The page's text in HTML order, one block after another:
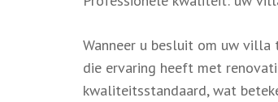
Wanneer u besluit om uw villa
die ervaring heeft met
kwaliteitsstandaard, wat